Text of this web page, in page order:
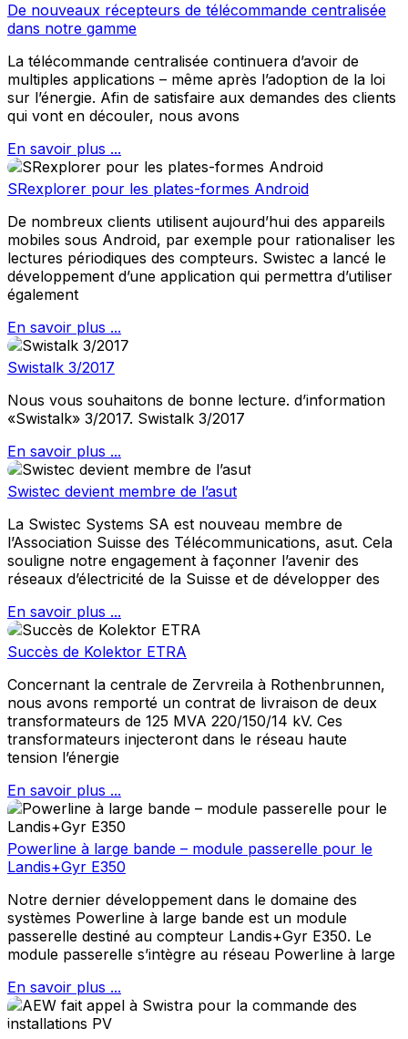
De nouveaux récepteurs de télécommande centralisée
dans notre gamme
La télécommande centralisée continuera d’avoir de
multiples applications – même après l’adoption de la loi
sur l’énergie. Afin de satisfaire aux demandes des clients
qui vont en découler, nous avons
En savoir plus ...
SRexplorer pour les plates-formes Android
De nombreux clients utilisent aujourd’hui des appareils
mobiles sous Android, par exemple pour rationaliser les
lectures périodiques des compteurs. Swistec a lancé le
développement d’une application qui permettra d’utiliser
également
En savoir plus ...
Swistalk 3/2017
Nous vous souhaitons de bonne lecture. d’information
«Swistalk» 3/2017. Swistalk 3/2017
En savoir plus ...
Swistec devient membre de l’asut
La Swistec Systems SA est nouveau membre de
l’Association Suisse des Télécommunications, asut. Cela
souligne notre engagement à façonner l’avenir des
réseaux d’électricité de la Suisse et de développer des
En savoir plus ...
Succès de Kolektor ETRA
Concernant la centrale de Zervreila à Rothenbrunnen,
nous avons remporté un contrat de livraison de deux
transformateurs de 125 MVA 220/150/14 kV. Ces
transformateurs injecteront dans le réseau haute
tension l’énergie
En savoir plus ...
Powerline à large bande – module passerelle pour le
Landis+Gyr E350
Notre dernier développement dans le domaine des
systèmes Powerline à large bande est un module
passerelle destiné au compteur Landis+Gyr E350. Le
module passerelle s’intègre au réseau Powerline à large
En savoir plus ...